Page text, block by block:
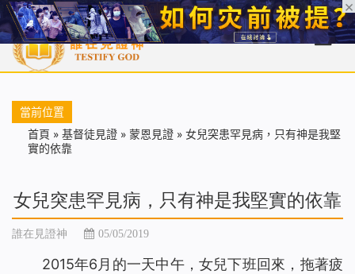
首頁 每日靈糧 天國福音 基督徒見證 信仰解答 聖經
當前位置
首頁 » 基督徒見證 » 蒙恩見證 » 女兒突患罕見病，只有神是我堅
實的依靠
女兒突患罕見病，只有神是我堅實的依靠
誰在見證神 05/05/2019
2015年6月的一天中午，女兒下班回來，拖著疲